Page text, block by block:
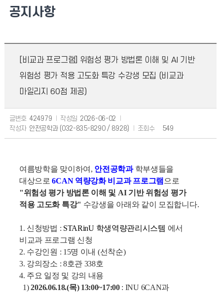
공지사항
[비교과 프로그램] 위험성 평가 방법론 이해 및 AI 기반
위험성 평가 적용 고도화 특강 수강생 모집 (비교과
마일리지 60점 제공)
글번호 424979 작성일 2026-06-02
작성자 안전공학과 (032-835-8290 / 8928) 조회수 549
여름방학을 맞이하여, 안전공학과학부생들을
대상으로6CAN 역량강화 비교과 프로그램 으로
"위험성 평가 방법론 이해 및 AI 기반 위험성 평가
적용 고도화 특강" 수강생을 아래와 같이 모집합니다.
1. 신청방법 : STARinU 학생역량관리시스템 에서
비교과 프로그램 신청
2. 수강인원 : 15명 이내 (선착순)
3. 강의장소 : 8호관 338호
4. 주요 일정 및 강의 내용
1)2026.06.18.(목) 13:00~17:00: INU 6CAN과